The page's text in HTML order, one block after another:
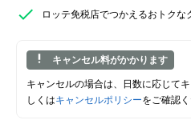
ロッテ免税店でつかえるおトク
キャンセル料がかかります
キャンセルの場合は、日数に応じて
しくはキャンセルポリシーをご確認く